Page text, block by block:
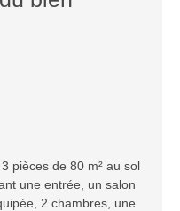
pièces de 80 m² au sol
une entrée, un salon
2 chambres, une